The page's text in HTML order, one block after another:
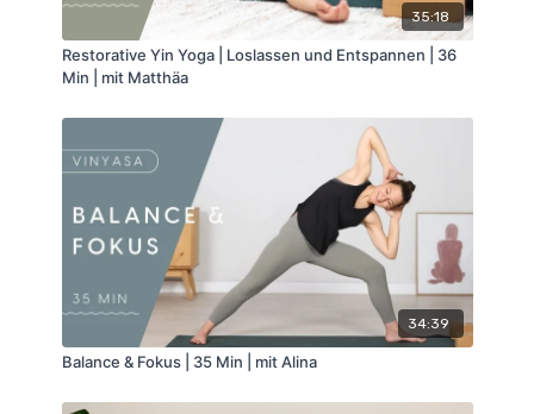
35:18
Restorative Yin Yoga | Loslassen und Entspannen | 36
Min | mit Matthäa
34:39
Balance & Fokus | 35 Min | mit Alina